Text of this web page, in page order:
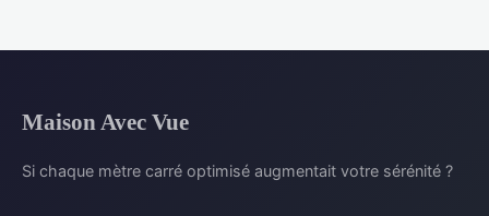
Maison Avec Vue
Si chaque mètre carré optimisé augmentait votre sérénité ?